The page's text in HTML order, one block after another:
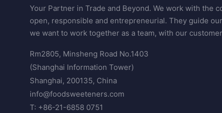
Your Partner in Trade and Beyond. We work with the
open, responsible and entrepreneurial. They guide
we want to work together as a team, with our
Rm2805, Minsheng Road No.1403
(Shanghai Information Tower)
Shanghai, 200135, China
info@foodsweeteners.com
T: +86-21-6858 0751